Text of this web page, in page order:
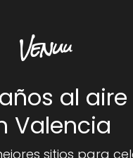
al aire
Valencia
sitios para